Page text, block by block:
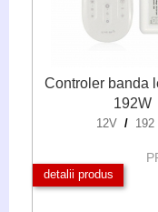
Controler banda
192W
12V / 192
detalii produs